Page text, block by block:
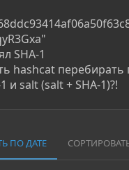
SHA-1
hashcat перебирать
и salt (salt + SHA-1)?!
ПО ДАТЕ